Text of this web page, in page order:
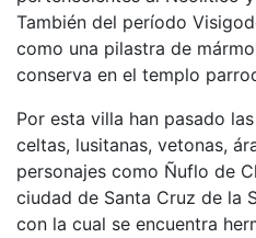
También del período
como una pilastra de
conserva en el templo
Por esta villa han pasado
celtas, lusitanas, vetonas,
personajes como Ñuflo de
ciudad de Santa Cruz de la
con la cual se encuentra